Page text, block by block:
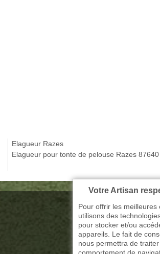
Elagueur Razes
Elagueur pour tonte de pelouse Razes 87640
Votre Artisan
Pour offrir les meilleures
utilisons des
pour stocker et/ou
appareils. Le fait de
nous permettra de